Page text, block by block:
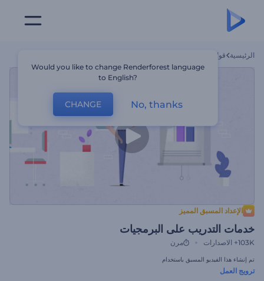
الرئيسية قوالب
الإعداد المسبق المميز
خدمات التدريب على البرمجيات
103K+ الاصدارات مرن
تم إنشاء هذا الفيديو المسبق باستخدام
ترويج العمل
Would you like to change Renderforest language
to English?
CHANGE No, thanks